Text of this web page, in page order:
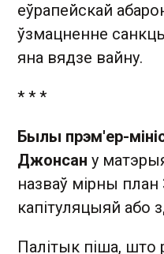
еўрапейскай
ўзмацненне
яна вядзе вайну.
* * *
Былы прэм'ер-
Джонсан у
назваў мірны
капітуляцыяй або
Палітык піша, што